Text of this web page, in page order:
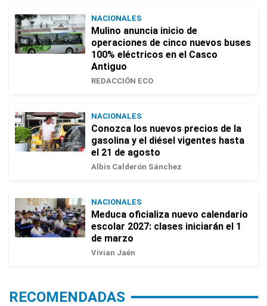
NACIONALES
Mulino anuncia inicio de
operaciones de cinco nuevos buses
100% eléctricos en el Casco
Antiguo
REDACCIÓN ECO
NACIONALES
Conozca los nuevos precios de la
gasolina y el diésel vigentes hasta
el 21 de agosto
Albis Calderón Sánchez
NACIONALES
Meduca oficializa nuevo calendario
escolar 2027: clases iniciarán el 1
de marzo
Vivian Jaén
RECOMENDADAS